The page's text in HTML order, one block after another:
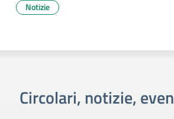
Notizie
Circolari, notizie,